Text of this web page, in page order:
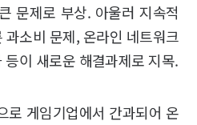
문제로 부상. 아울러 지속적
소비 문제, 온라인 네트워크
이 새로운 해결과제로 지목.
로 게임기업에서 간과되어 온